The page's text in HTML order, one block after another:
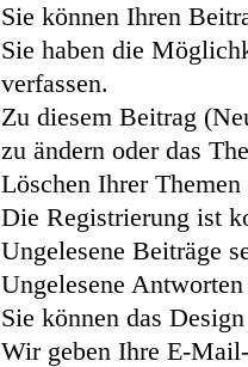
Sie können Ihren
Sie haben die
verfassen.
Zu diesem Beitrag
zu ändern oder das
Löschen Ihrer
Die Registrierung ist
Ungelesene Beiträge
Ungelesene
Sie können das
Wir geben Ihre E-